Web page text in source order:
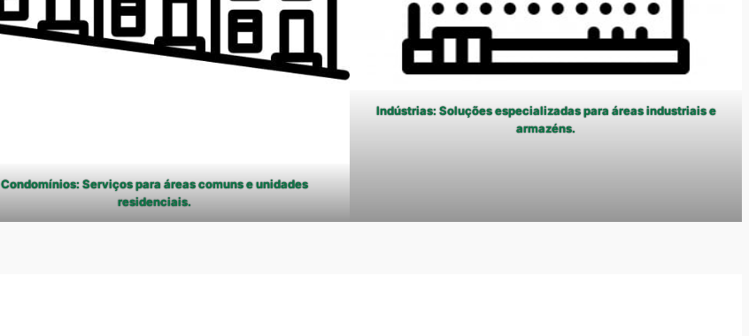
Condomínios: Serviços para áreas comuns e unidades
residenciais.
Indústrias: Soluções especializadas para áreas industriais e
armazéns.